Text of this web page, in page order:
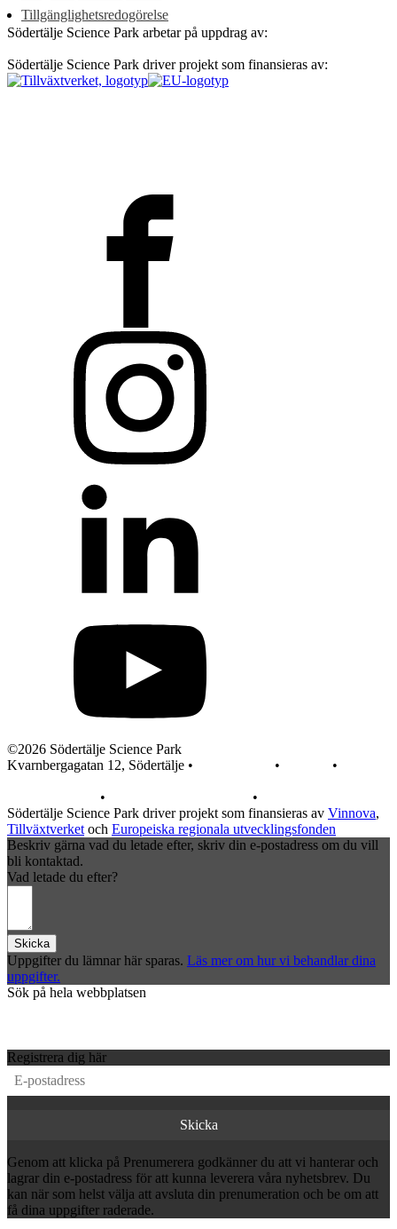
Tillgänglighetsredogörelse
Södertälje Science Park arbetar på uppdrag av:
Södertälje Science Park driver projekt som finansieras av:
©2026 Södertälje Science Park
Kvarnbergagatan 12, Södertälje •
•
•
• •
Södertälje Science Park driver projekt som finansieras av Vinnova,
Tillväxtverketoch Europeiska regionala utvecklingsfonden
Beskriv gärna vad du letade efter, skriv din e-postadress om du vill
bli kontaktad.
Vad letade du efter?
Skicka
Uppgifter du lämnar här sparas. Läs mer om hur vi behandlar dina
uppgifter.
Sök på hela webbplatsen
Registrera dig här
Genom att klicka på Prenumerera godkänner du att vi hanterar och
lagrar din e-postadress för att kunna leverera våra nyhetsbrev. Du
kan när som helst välja att avsluta din prenumeration och be om att
få dina uppgifter raderade.